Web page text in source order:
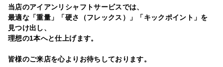
当店のアイアンリシャフトサービスでは、
最適な「重量」「硬さ（フレックス）」
「キックポイント」を
見つけ出し、
理想の1本へと仕上げます。
皆様のご来店を心よりお待ちしております。